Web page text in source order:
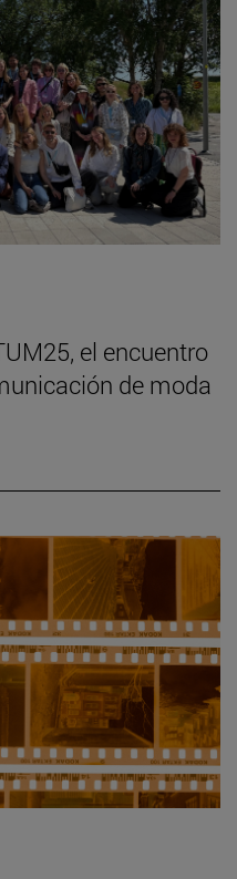
el encuentro
de moda